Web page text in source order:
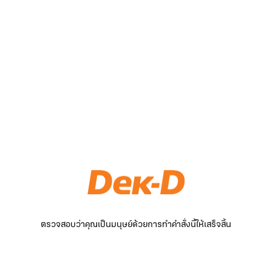
ตรวจสอบว่าคุณเป็นมนุษย์ด้วยการทำคำสั่งนี้ให้เสร็จสิ้น